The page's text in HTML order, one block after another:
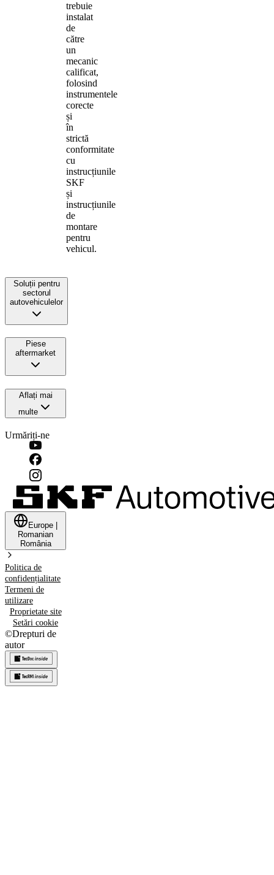
trebuie
instalat
de
către
un
mecanic
calificat,
folosind
instrumentele
corecte
și
în
strictă
conformitate
cu
instrucțiunile
SKF
și
instrucțiunile
de
montare
pentru
vehicul.
Soluții pentru
sectorul
autovehiculelor
Piese
aftermarket
Aflați mai
multe
Urmăriți-ne
Europe
Romanian
România
Politica de
confidențialitate
Termeni de
utilizare
Proprietate site
Setări cookie
©Drepturi de
autor